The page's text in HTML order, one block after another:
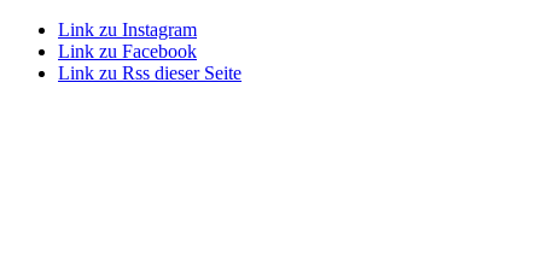
Link zu Instagram
Link zu Facebook
Link zu Rss dieser Seite